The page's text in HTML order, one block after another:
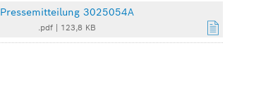
Pressemitteilung 3025054A
.pdf 123,8 KB